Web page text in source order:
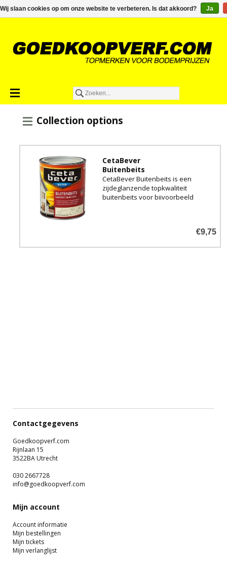
€0,00
Collection options
CetaBever
Buitenbeits
CetaBever Buitenbeits is een
zijdeglanzende topkwaliteit
buitenbeits voor bijvoorbeeld
€9,75
Contactgegevens
Goedkoopverf.com
Rijnlaan 15
3522BA Utrecht
030 2667728
info@goedkoopverf.com
Mijn account
Account informatie
Mijn bestellingen
Mijn tickets
Mijn verlanglijst
Wij slaan cookies op om onze website te verbeteren. Is dat akkoord? Ja